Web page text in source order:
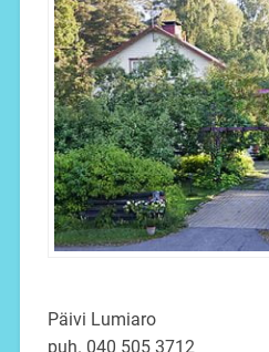
Päivi Lumiaro
puh. 040 505 3712